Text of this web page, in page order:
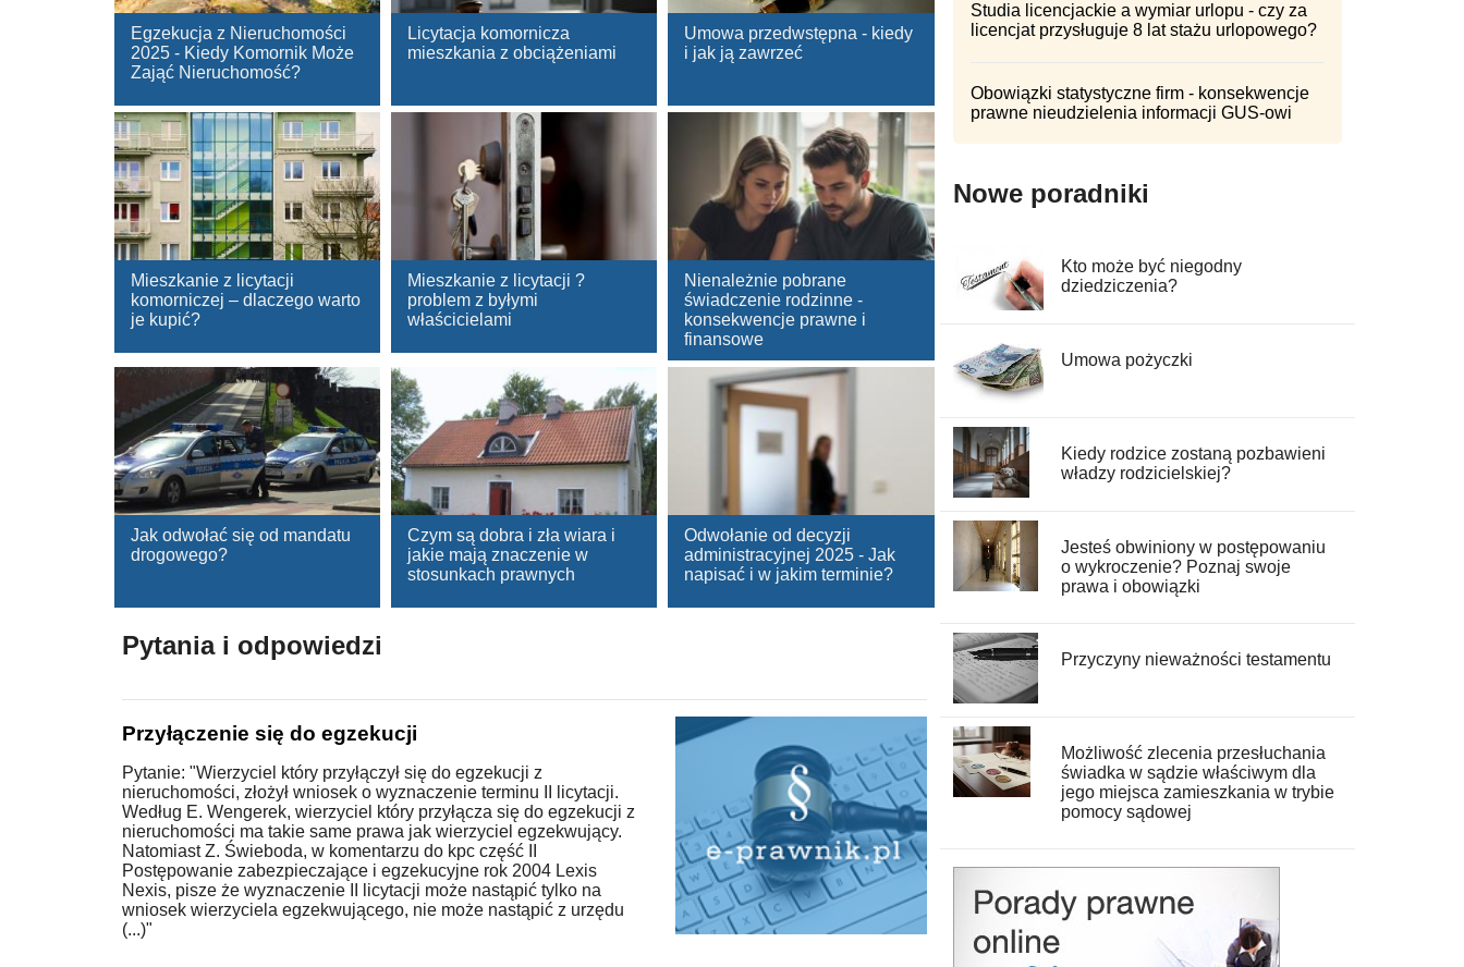
Egzekucja z Nieruchomości
2025 - Kiedy Komornik Może
Zająć Nieruchomość?
Licytacja komornicza
mieszkania z obciążeniami
Umowa przedwstępna - kiedy
i jak ją zawrzeć
Mieszkanie z licytacji
komorniczej – dlaczego warto
je kupić?
Mieszkanie z licytacji ?
problem z byłymi
właścicielami
Nienależnie pobrane
świadczenie rodzinne -
konsekwencje prawne i
finansowe
Jak odwołać się od mandatu
drogowego?
Czym są dobra i zła wiara i
jakie mają znaczenie w
stosunkach prawnych
Odwołanie od decyzji
administracyjnej 2025 - Jak
napisać i w jakim terminie?
Pytania i odpowiedzi
Przyłączenie się do egzekucji
Pytanie: "Wierzyciel który przyłączył się do egzekucji z
nieruchomości, złożył wniosek o wyznaczenie terminu II licytacji.
Według E. Wengerek, wierzyciel który przyłącza się do egzekucji z
nieruchomości ma takie same prawa jak wierzyciel egzekwujący.
Natomiast Z. Świeboda, w komentarzu do kpc część II
Postępowanie zabezpieczające i egzekucyjne rok 2004 Lexis
Nexis, pisze że wyznaczenie II licytacji może nastąpić tylko na
wniosek wierzyciela egzekwującego, nie może nastąpić z urzędu
(...)"
Studia licencjackie a wymiar urlopu - czy za
licencjat przysługuje 8 lat stażu urlopowego?
Obowiązki statystyczne firm - konsekwencje
prawne nieudzielenia informacji GUS-owi
Nowe poradniki
Kto może być niegodny
dziedziczenia?
Umowa pożyczki
Kiedy rodzice zostaną pozbawieni
władzy rodzicielskiej?
Jesteś obwiniony w postępowaniu
o wykroczenie? Poznaj swoje
prawa i obowiązki
Przyczyny nieważności testamentu
Możliwość zlecenia przesłuchania
świadka w sądzie właściwym dla
jego miejsca zamieszkania w trybie
pomocy sądowej